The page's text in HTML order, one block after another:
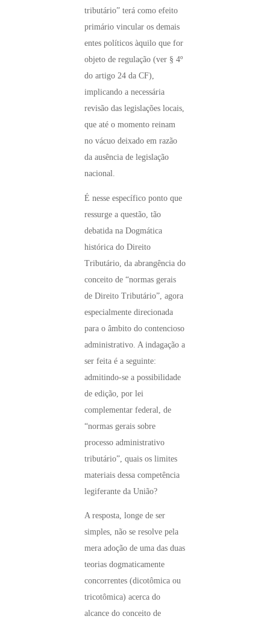
tributário” terá como efeito
primário vincular os demais
entes políticos àquilo que for
objeto de regulação (ver § 4º
do artigo 24 da CF),
implicando a necessária
revisão das legislações locais,
que até o momento reinam
no vácuo deixado em razão
da ausência de legislação
nacional.
É nesse específico ponto que
ressurge a questão, tão
debatida na Dogmática
histórica do Direito
Tributário, da abrangência do
conceito de “normas gerais
de Direito Tributário”, agora
especialmente direcionada
para o âmbito do contencioso
administrativo. A indagação a
ser feita é a seguinte:
admitindo-se a possibilidade
de edição, por lei
complementar federal, de
“normas gerais sobre
processo administrativo
tributário”, quais os limites
materiais dessa competência
legiferante da União?
A resposta, longe de ser
simples, não se resolve pela
mera adoção de uma das duas
teorias dogmaticamente
concorrentes (dicotômica ou
tricotômica) acerca do
alcance do conceito de